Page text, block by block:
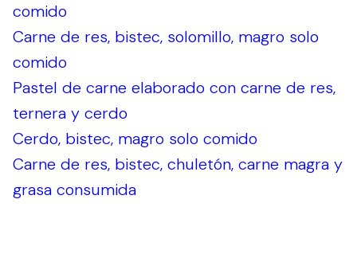
comido
Carne de res, bistec, solomillo, magro solo
comido
Pastel de carne elaborado con carne de res,
ternera y cerdo
Cerdo, bistec, magro solo comido
Carne de res, bistec, chuletón, carne magra y
grasa consumida